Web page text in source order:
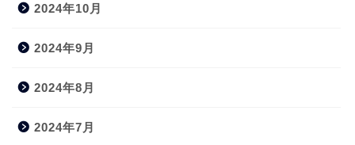
2024年10月
2024年9月
2024年8月
2024年7月